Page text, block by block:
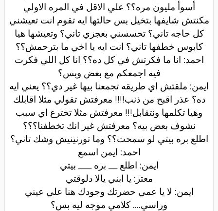
أسوأ مليون مره؟؟ علي الاقل في المره الاولي
مكنتش شايفها بتخيل بس حالتها ايه تقوم انت تعيشني
كل حاجه تاني؟ تحسسني بعجزي تاني؟ وتعيشها هيا
كابوس خطفها تاني؟ انت ايه يا اخي ما بترحمش؟؟
احمد: انا ما فكرتش في كل ده؟؟ انا كل اللي فكرت
فيه اجمعكم مع بعض وبس؟
ايمن: ملقتش اي طريقه تجمعنا بيها غير دي؟؟ يعني ايه
ده؟ عذر اقبح من ذنب!!!! معرفتش تقولي مثلا اقابلك
وهيا تكلمها ونتقابل!!! معرفتش مثلا تخترع اي سبب
نشوف بعض بيه؟ معرفتش غير انك تخطفنا؟؟؟
اطلع بره بيتي لو سمحت؟؟ وما تورنينيش وشك تاني؟
احمد: ايمن اسمع
ايمن: اطلع __ بره ___ بيتي
معتز: يا ابني يالا دلوقتي
ايمن: لا يا عمي حضرتك وجودك هنا علي عيني
وراسي.... كلامي موجه ليه بس؟